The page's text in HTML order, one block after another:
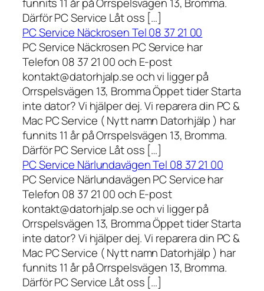
funnits 11 år på Orrspelsvägen 13, Bromma.
Därför PC Service Låt oss […]
PC Service Näckrosen Tel 08 37 21 00
PC Service Näckrosen PC Service har
Telefon 08 37 21 00 och E-post
kontakt@datorhjalp.se och vi ligger på
Orrspelsvägen 13, Bromma Öppet tider Starta
inte dator? Vi hjälper dej. Vi reparera din PC &
Mac PC Service ( Nytt namn Datorhjälp ) har
funnits 11 år på Orrspelsvägen 13, Bromma.
Därför PC Service Låt oss […]
PC Service Närlundavägen Tel 08 37 21 00
PC Service Närlundavägen PC Service har
Telefon 08 37 21 00 och E-post
kontakt@datorhjalp.se och vi ligger på
Orrspelsvägen 13, Bromma Öppet tider Starta
inte dator? Vi hjälper dej. Vi reparera din PC &
Mac PC Service ( Nytt namn Datorhjälp ) har
funnits 11 år på Orrspelsvägen 13, Bromma.
Därför PC Service Låt oss […]